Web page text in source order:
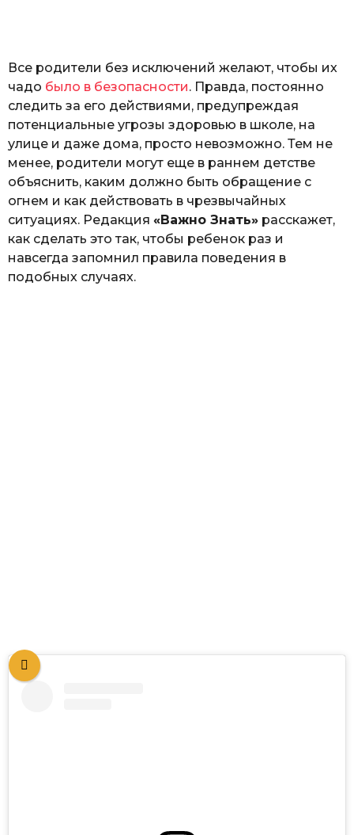
Все родители без исключений желают, чтобы их
чадо было в безопасности. Правда, постоянно
следить за его действиями, предупреждая
потенциальные угрозы здоровью в школе, на
улице и даже дома, просто невозможно. Тем не
менее, родители могут еще в раннем детстве
объяснить, каким должно быть обращение с
огнем и как действовать в чрезвычайных
ситуациях. Редакция «Важно Знать» расскажет,
как сделать это так, чтобы ребенок раз и
навсегда запомнил правила поведения в
подобных случаях.